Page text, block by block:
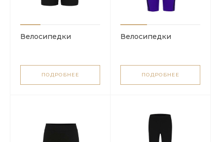
Велосипедки
ПОДРОБНЕЕ
Велосипедки
ПОДРОБНЕЕ